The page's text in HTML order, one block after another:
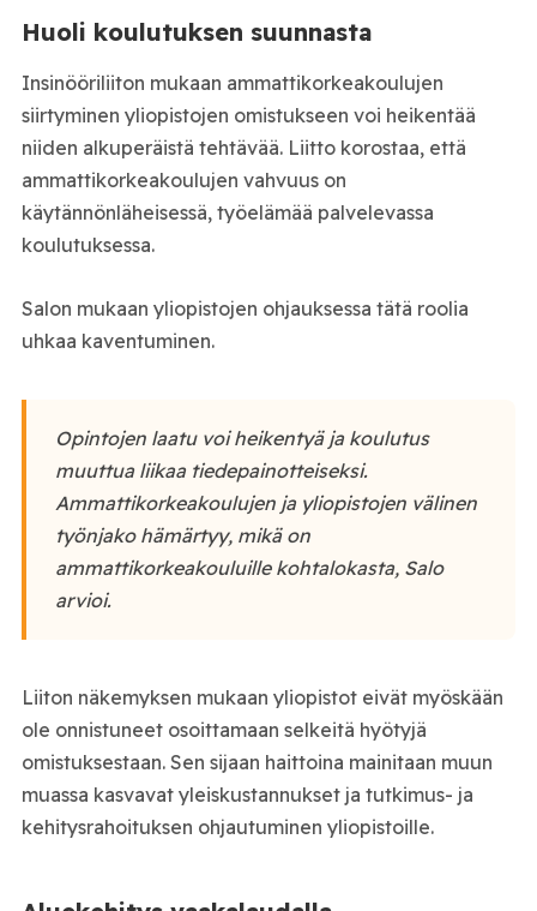
Huoli koulutuksen suunnasta
Insinööriliiton mukaan ammattikorkeakoulujen
siirtyminen yliopistojen omistukseen voi heikentää
niiden alkuperäistä tehtävää. Liitto korostaa, että
ammattikorkeakoulujen vahvuus on
käytännönläheisessä, työelämää palvelevassa
koulutuksessa.
Salon mukaan yliopistojen ohjauksessa tätä roolia
uhkaa kaventuminen.
Opintojen laatu voi heikentyä ja koulutus
muuttua liikaa tiedepainotteiseksi.
Ammattikorkeakoulujen ja yliopistojen välinen
työnjako hämärtyy, mikä on
ammattikorkeakouluille kohtalokasta, Salo
arvioi.
Liiton näkemyksen mukaan yliopistot eivät myöskään
ole onnistuneet osoittamaan selkeitä hyötyjä
omistuksestaan. Sen sijaan haittoina mainitaan muun
muassa kasvavat yleiskustannukset ja tutkimus- ja
kehitysrahoituksen ohjautuminen yliopistoille.